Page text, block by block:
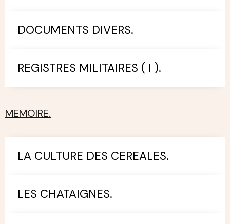
DOCUMENTS DIVERS.
REGISTRES MILITAIRES ( I ).
MEMOIRE.
LA CULTURE DES CEREALES.
LES CHATAIGNES.